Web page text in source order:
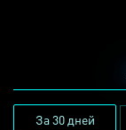
За 30 дней